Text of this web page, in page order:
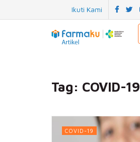
Ikuti Kami
Tag: COVID-19
COVID-19